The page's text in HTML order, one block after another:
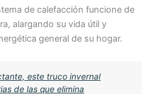
de calefacción funcione de
alargando su vida útil y
general de su hogar.
este truco invernal
de las que elimina